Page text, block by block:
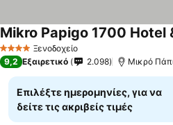
4 ΑστέριαΞενοδοχείο
Mikro Papigo 1700 Hotel
9,2 Εξαιρετικό 2.098 Μικρό
Επιλέξτε ημερομηνίες, για να
δείτε τις ακριβείς τιμές